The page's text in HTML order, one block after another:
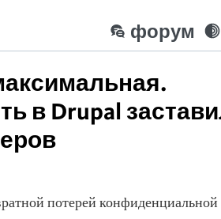
форум
в Drupal
потерей конфиденциальной